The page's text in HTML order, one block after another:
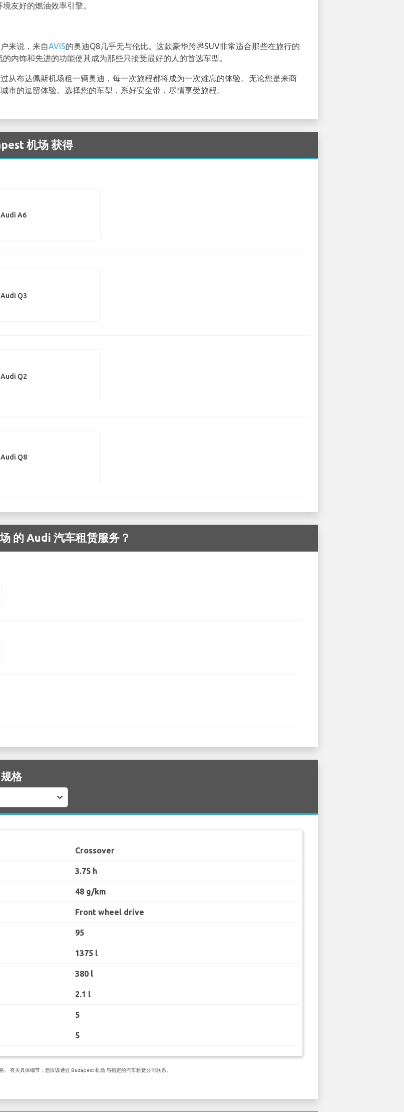
友好的燃油效率引擎。
来说，来自AVIS的奥迪Q8几乎无与伦比。这款豪华跨界SUV非常适合那些在旅行的
内饰和先进的功能使其成为那些只接受最好的人的首选车型。
从布达佩斯机场租一辆奥迪，每一次旅程都将成为一次难忘的体验。无论您是来商
市的逗留体验。选择您的车型，系好安全带，尽情享受旅程。
机场 获得
Audi A6
Audi Q3
Audi Q2
Audi Q8
的 Audi 汽车租赁服务？
格
Crossover
3.75 h
48 g/km
Front wheel drive
95
1375 l
380 l
2.1 l
5
5
有关具体细节，您应该通过 Budapest 机场 与指定的汽车租赁公司联系。